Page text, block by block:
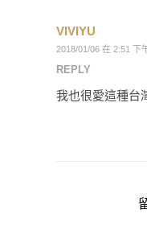
VIVIYU
2018/01/06 在 2:51 下
REPLY
我也很愛這種台